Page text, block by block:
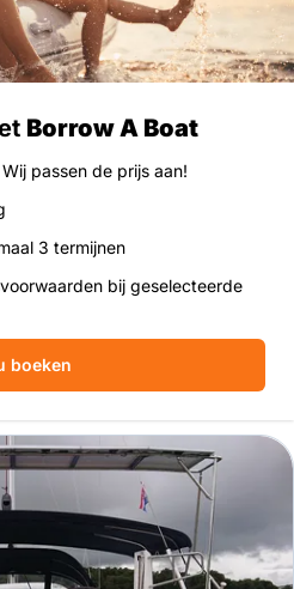
Borrow A Boat
passen de prijs aan!
3 termijnen
bij geselecteerde
boeken